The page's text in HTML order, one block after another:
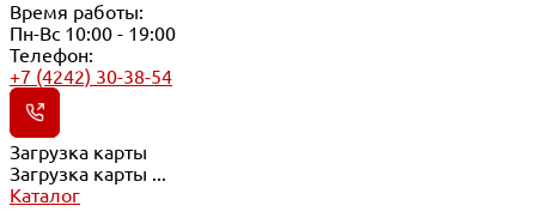
Время работы:
Пн-Вс 10:00 - 19:00
Телефон:
+7 (4242) 30-38-54
Загрузка карты
Загрузка карты ...
Каталог